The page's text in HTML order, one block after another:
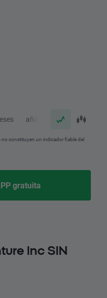
año
constituyen un indicador fiable del
gratuita
Inc SIN